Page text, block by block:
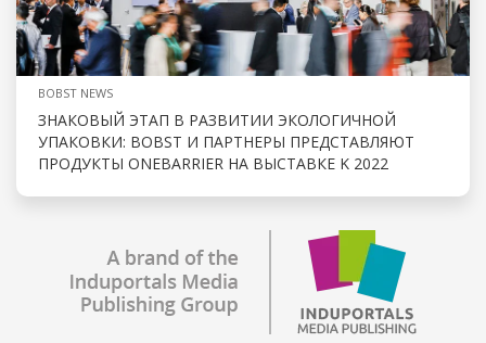
BOBST NEWS
ЗНАКОВЫЙ ЭТАП В РАЗВИТИИ ЭКОЛОГИЧНОЙ
УПАКОВКИ: BOBST И ПАРТНЕРЫ ПРЕДСТАВЛЯЮТ
ПРОДУКТЫ ONEBARRIER НА ВЫСТАВКЕ K 2022